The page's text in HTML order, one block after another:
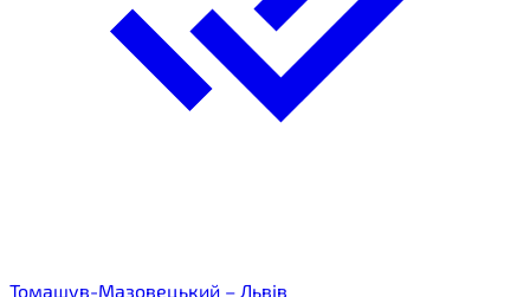
Томашув-Мазовецький – Львів